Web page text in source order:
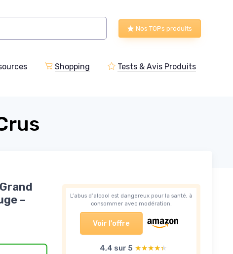
Nos TOPs produits
Shopping Tests & Avis Produits
L’abus d’alcool est dangereux pour la santé, à
consommer avec modération.
Voir l'offre
4,4 sur 5 ★★★★★
★★★★★
–